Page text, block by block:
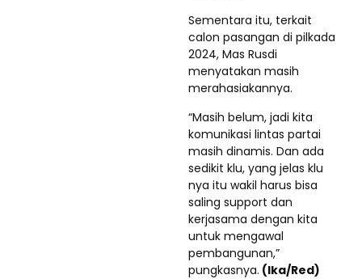
Sementara itu, terkait
calon pasangan di pilkada
2024, Mas Rusdi
menyatakan masih
merahasiakannya.
“Masih belum, jadi kita
komunikasi lintas partai
masih dinamis. Dan ada
sedikit klu, yang jelas klu
nya itu wakil harus bisa
saling support dan
kerjasama dengan kita
untuk mengawal
pembangunan,”
pungkasnya. (Ika/Red)